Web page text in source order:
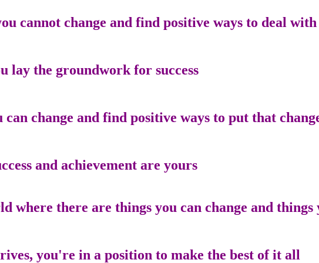
cannot change and find positive ways to deal with
lay the groundwork for success.
change and find positive ways to put that
and achievement are yours.
where there are things you can change and things
you're in a position to make the best of it all.